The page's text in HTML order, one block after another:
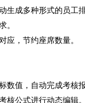
生成多种形式的员工排
。
应，节约座席数量。
数值，自动完成考核报
核公式进行动态编辑。